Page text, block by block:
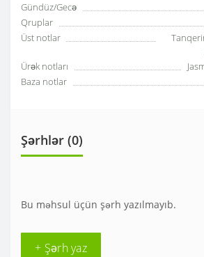
Gündüz/Gecə
Qruplar
Üst notlar
Ürək notları
Baza notlar
Şərhlər (0)
Bu məhsul üçün şərh yazılmayıb.
+ Şərh yaz